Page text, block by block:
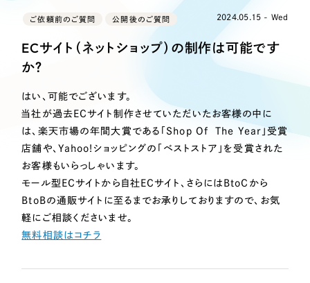
選ばれる理由
サービス
Service
サービス紹介
を残す資産型DX支援をご提供します
リーピーが選ばれる理由
Webサイト制作
採用サイト制作
ECサイト制作
ブランドサイト制作
ブランディング支援
制作実績
すべて （624件）
ブランドサイト・サービスサイト （85件）
ご依頼前のご質問 公開後のご質問 2024.05.15 - Wed
ECサイト（ネットショップ）の制作は可能です
か？
はい、可能でございます。
当社が過去ECサイト制作させていただいたお客様の中に
は、楽天市場の年間大賞である「Shop Of The Year」受賞
店舗や、Yahoo!ショッピングの「ベストストア」を受賞された
お客様もいらっしゃいます。
モール型ECサイトから自社ECサイト、さらにはBtoCから
BtoBの通販サイトに至るまでお承りしておりますので、お気
軽にご相談くださいませ。
無料相談はコチラ